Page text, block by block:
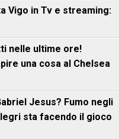
Vigo in Tv e streaming:
nelle ultime ore!
una cosa al Chelsea
Jesus? Fumo negli
sta facendo il gioco